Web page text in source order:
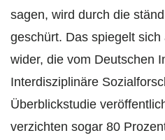
sagen, wird durch die
geschürt. Das spiegelt
wider, die vom Deutschen
Interdisziplinäre
Überblickstudie
verzichten sogar 80